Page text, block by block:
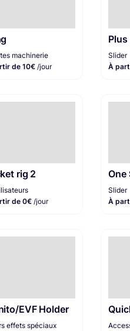
machinerie
de 10€ /jour
Plus
Slider
À
rig 2
de 0€ /jour
One
Slider
À
EVF Holder
effets spéciaux